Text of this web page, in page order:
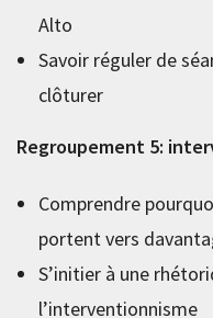
Alto
Savoir réguler de
clôturer
Regroupement 5:
Comprendre
portent vers
S’initier à une
l’interventionnisme